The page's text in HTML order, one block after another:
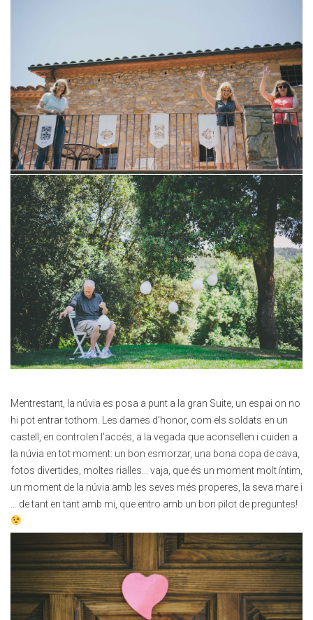
Mentrestant, la núvia es posa a punt a la gran Suite, un espai on no
hi pot entrar tothom. Les dames d’honor, com els soldats en un
castell, en controlen l’accés, a la vegada que aconsellen i cuiden a
la núvia en tot moment: un bon esmorzar, una bona copa de cava,
fotos divertides, moltes rialles… vaja, que és un moment molt íntim,
un moment de la núvia amb les seves més properes, la seva mare i
… de tant en tant amb mi, que entro amb un bon pilot de preguntes!